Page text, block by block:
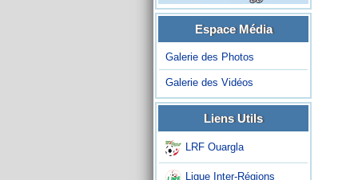
Espace Média
Galerie des Photos
Galerie des Vidéos
Liens Utils
LRF Ouargla
Ligue Inter-Régions